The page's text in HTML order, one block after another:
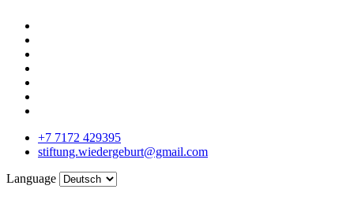
+7 7172 429395
stiftung.wiedergeburt@gmail.com
Language